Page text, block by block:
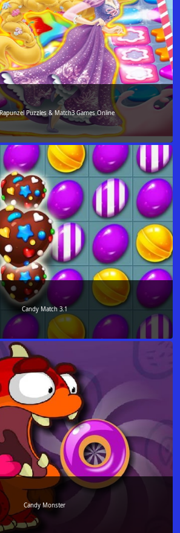
Puzzles & Match3 Games Online
Candy Match 3.1
Candy Monster